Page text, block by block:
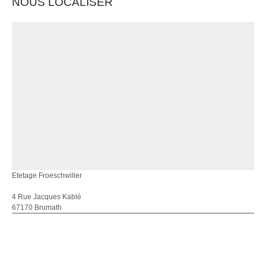
Etetage Froeschwiller
4 Rue Jacques Kablé
67170 Brumath